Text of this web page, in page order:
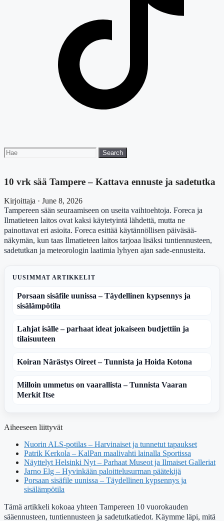
Search
for:
Search
10 vrk sää Tampere – Kattava ennuste ja sadetutka
Kirjoittaja · June 8, 2026
Tampereen sään seuraamiseen on useita vaihtoehtoja. Foreca ja
Ilmatieteen laitos ovat kaksi käytetyintä lähdettä, mutta ne
painottavat eri asioita. Foreca esittää käytännöllisen päiväsää-
näkymän, kun taas Ilmatieteen laitos tarjoaa lisäksi tuntiennusteen,
sadetutkan ja meteorologin laatimia lyhyen ajan sade-ennusteita.
UUSIMMAT ARTIKKELIT
Porsaan sisäfile uunissa – Täydellinen kypsennys ja
sisälämpötila
Lahjat isälle – parhaat ideat jokaiseen budjettiin ja
tilaisuuteen
Koiran Närästys Oireet – Tunnista ja Hoida Kotona
Milloin ummetus on vaarallista – Tunnista Vaaran
Merkit Itse
Aiheeseen liittyvät
Nuorin ALS-potilas – Harvinaiset ja tunnetut tapaukset
Patrik Kerkola – KalPan maalivahti lainalla Sportissa
Näyttelyt Helsinki Nyt – Parhaat Museot ja Ilmaiset Galleriat
Jarno Elg – Hyvinkään paloittelusurman päätekijä
Porsaan sisäfile uunissa – Täydellinen kypsennys ja
sisälämpötila
Tämä artikkeli kokoaa yhteen Tampereen 10 vuorokauden
sääennusteen, tuntiennusteen ja sadetutkatiedot. Käymme läpi, mitä